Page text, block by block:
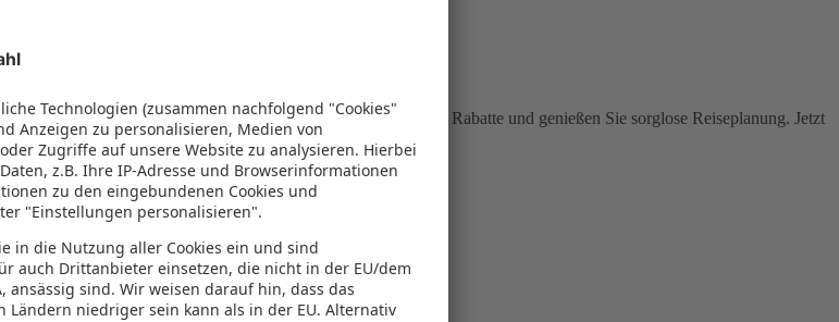
werden – das spart Zeit und Geld. Nutzen Sie attraktive Rabatte und genießen Sie sorglose Reiseplanung. Jetzt